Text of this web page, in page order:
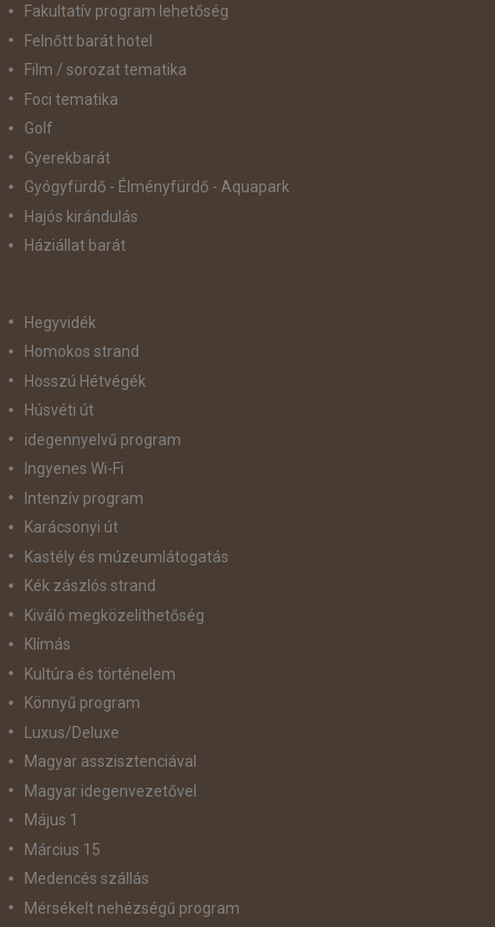
Fakultatív program lehetőség
Felnőtt barát hotel
Film / sorozat tematika
Foci tematika
Golf
Gyerekbarát
Gyógyfürdő - Élményfürdő - Aquapark
Hajós kirándulás
Háziállat barát
Hegyvidék
Homokos strand
Hosszú Hétvégék
Húsvéti út
idegennyelvű program
Ingyenes Wi-Fi
Intenzív program
Karácsonyi út
Kastély és múzeumlátogatás
Kék zászlós strand
Kiváló megközelíthetőség
Klímás
Kultúra és történelem
Könnyű program
Luxus/Deluxe
Magyar asszisztenciával
Magyar idegenvezetővel
Május 1
Március 15
Medencés szállás
Mérsékelt nehézségű program